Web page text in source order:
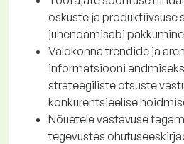
oskuste ja produktiivsuse
juhendamisabi
Valdkonna trendide ja
informatsiooni
strateegiliste otsuste
konkurentsieelise
Nõuetele vastavuse
tegevustes